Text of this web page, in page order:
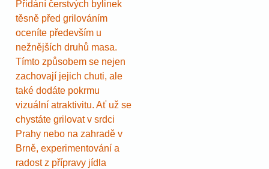
Přidání čerstvých bylinek
těsně před grilováním
oceníte především u
nežnějších druhů masa.
Tímto způsobem se nejen
zachovají jejich chuti, ale
také dodáte pokrmu
vizuální atraktivitu. Ať už se
chystáte grilovat v srdci
Prahy nebo na zahradě v
Brně, experimentování a
radost z přípravy jídla